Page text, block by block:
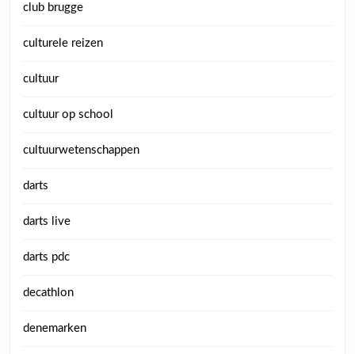
club brugge
culturele reizen
cultuur
cultuur op school
cultuurwetenschappen
darts
darts live
darts pdc
decathlon
denemarken